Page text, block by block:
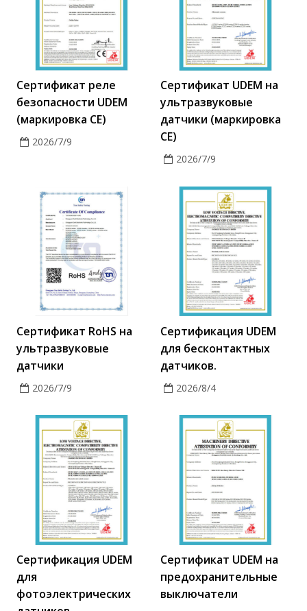
Сертификат реле
безопасности UDEM
(маркировка CE)
2026/7/9
Сертификат UDEM на
ультразвуковые
датчики (маркировка
CE)
2026/7/9
Сертификат RoHS на
ультразвуковые
датчики
2026/7/9
Сертификация UDEM
для бесконтактных
датчиков.
2026/8/4
Сертификация UDEM
для
фотоэлектрических
Сертификат UDEM на
предохранительные
выключатели